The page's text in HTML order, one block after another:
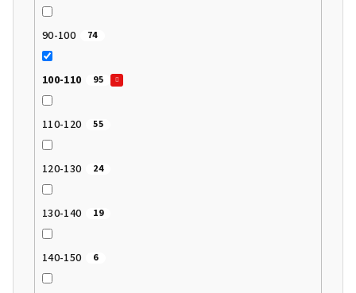
90-100 74
100-110 95
110-120 55
120-130 24
130-140 19
140-150 6